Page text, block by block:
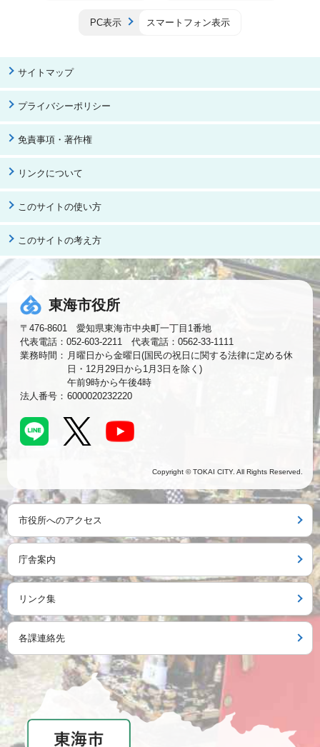
PC表示 スマートフォン表示
サイトマップ
プライバシーポリシー
免責事項・著作権
リンクについて
このサイトの使い方
このサイトの考え方
東海市役所
〒476-8601 愛知県東海市中央町一丁目1番地
代表電話：052-603-2211 代表電話：0562-33-1111
業務時間： 月曜日から金曜日(国民の祝日に関する法律に定める休
日・12月29日から1月3日を除く)
午前9時から午後4時
法人番号： 6000020232220
Copyright © TOKAI CITY. All Rights Reserved.
市役所へのアクセス
庁舎案内
リンク集
各課連絡先